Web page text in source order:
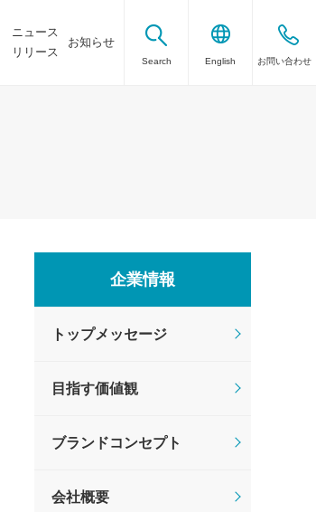
ニュース
リリース
お知らせ
Search English お問い合わせ
企業情報
トップメッセージ
目指す価値観
ブランドコンセプト
会社概要